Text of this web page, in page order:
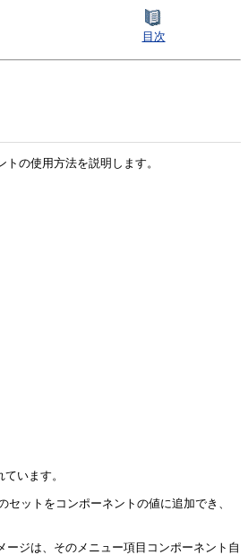
目次
の使用方法を説明します。
います。
ットをコンポーネントの値に追加でき、
ジは、そのメニュー項目コンポーネント自